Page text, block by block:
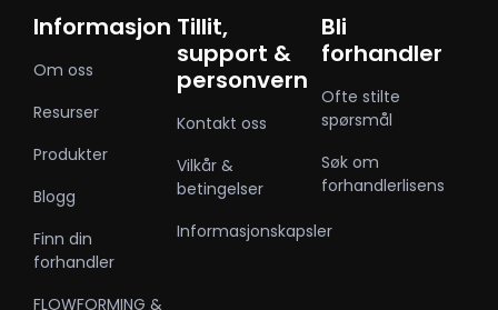
Informasjon
Om oss
Resurser
Produkter
Blogg
Finn din
forhandler
FLOWFORMING &
Tillit,
support &
personvern
Kontakt oss
Vilkår &
betingelser
Informasjonskapsler
Bli
forhandler
Ofte stilte
spørsmål
Søk om
forhandlerlisens